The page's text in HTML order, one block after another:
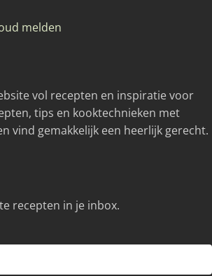
melden
vol recepten en inspiratie voor
tips en kooktechnieken met
vind gemakkelijk een heerlijk gerecht.
recepten in je inbox.